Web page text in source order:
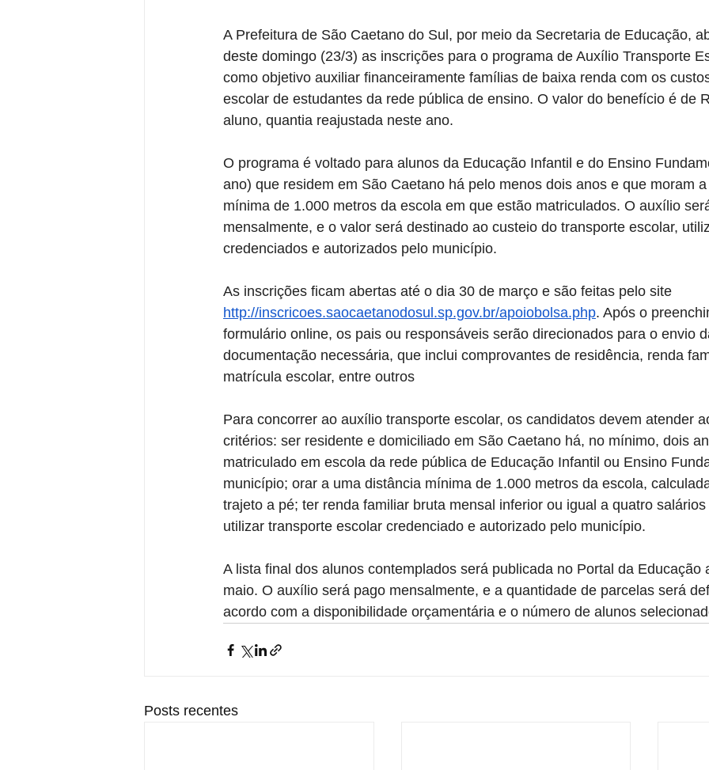
A Prefeitura de São Caetano do Sul, por meio da Secretaria de Educação,
deste domingo (23/3) as inscrições para o programa de Auxílio Transporte
como objetivo auxiliar financeiramente famílias de baixa renda com os
escolar de estudantes da rede pública de ensino. O valor do benefício é de
aluno, quantia reajustada neste ano.
O programa é voltado para alunos da Educação Infantil e do Ensino
ano) que residem em São Caetano há pelo menos dois anos e que moram
mínima de 1.000 metros da escola em que estão matriculados. O auxílio
mensalmente, e o valor será destinado ao custeio do transporte escolar,
credenciados e autorizados pelo município.
As inscrições ficam abertas até o dia 30 de março e são feitas pelo site
http://inscricoes.saocaetanodosul.sp.gov.br/apoiobolsa.php. Após o
formulário online, os pais ou responsáveis serão direcionados para o envio
documentação necessária, que inclui comprovantes de residência, renda
matrícula escolar, entre outros
Para concorrer ao auxílio transporte escolar, os candidatos devem atender
critérios: ser residente e domiciliado em São Caetano há, no mínimo, dois
matriculado em escola da rede pública de Educação Infantil ou Ensino
município; orar a uma distância mínima de 1.000 metros da escola,
trajeto a pé; ter renda familiar bruta mensal inferior ou igual a quatro
utilizar transporte escolar credenciado e autorizado pelo município.
A lista final dos alunos contemplados será publicada no Portal da Educação
maio. O auxílio será pago mensalmente, e a quantidade de parcelas será
acordo com a disponibilidade orçamentária e o número de alunos
Posts recentes